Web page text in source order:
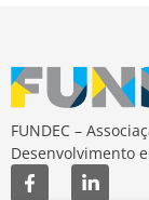
FUNDEC –
Desenvolvimento